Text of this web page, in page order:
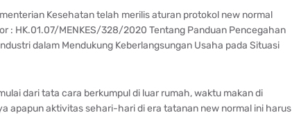
Kesehatan telah merilis aturan protokol new normal
: HK.01.07/MENKES/328/2020 Tentang Panduan Pencegahan
dalam Mendukung Keberlangsungan Usaha pada Situasi
dari tata cara berkumpul di luar rumah, waktu makan di
apapun aktivitas sehari-hari di era tatanan new normal ini harus